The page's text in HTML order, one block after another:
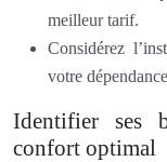
meilleur tarif.
Considérez
votre
Identifier ses
confort optimal